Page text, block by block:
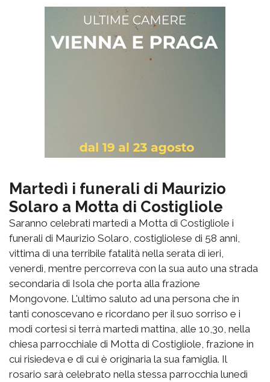
Martedì i funerali di Maurizio
Solaro a Motta di Costigliole
Saranno celebrati martedì a Motta di Costigliole i
funerali di Maurizio Solaro, costigliolese di 58 anni,
vittima di una terribile fatalità nella serata di ieri,
venerdì, mentre percorreva con la sua auto una strada
secondaria di Isola che porta alla frazione
Mongovone. L'ultimo saluto ad una persona che in
tanti conoscevano e ricordano per il suo sorriso e i
modi cortesi si terrà martedì mattina, alle 10,30, nella
chiesa parrocchiale di Motta di Costigliole, frazione in
cui risiedeva e di cui è originaria la sua famiglia. Il
rosario sarà celebrato nella stessa parrocchia lunedì